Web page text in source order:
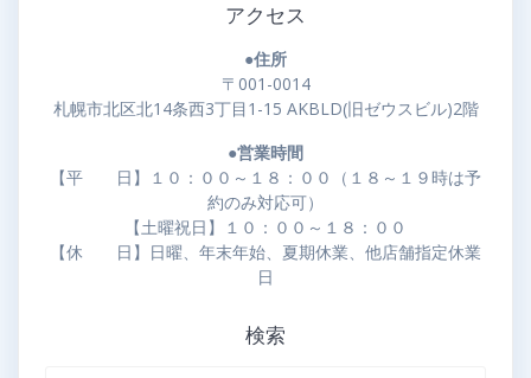
アクセス
●住所
〒001-0014
札幌市北区北14条西3丁目1-15 AKBLD(旧ゼウスビル)2階
●営業時間
【平 日】１０：００～１８：００（１８～１９時は予
約のみ対応可）
【土曜祝日】１０：００～１８：００
【休 日】日曜、年末年始、夏期休業、他店舗指定休業
日
検索